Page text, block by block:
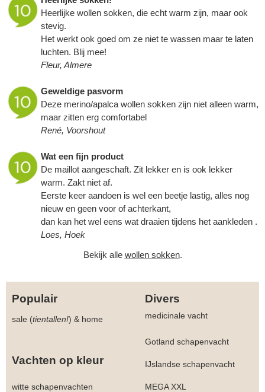
Heerlijke wollen sokken, die echt warm zijn, maar ook
stevig.
Het werkt ook goed om ze niet te wassen maar te laten
luchten. Blij mee!
Fleur, Almere
Geweldige pasvorm
Deze merino/apalca wollen sokken zijn niet alleen warm,
maar zitten erg comfortabel
René, Voorshout
Wat een fijn product
De maillot aangeschaft. Zit lekker en is ook lekker
warm. Zakt niet af.
Eerste keer aandoen is wel een beetje lastig, alles nog
nieuw en geen voor of achterkant,
dan kan het wel eens wat draaien tijdens het aankleden .
Loes, Hoek
Bekijk alle wollen sokken.
Populair Divers
sale (tientallen!) & home medicinale vacht
Gotland schapenvacht
Vachten op kleur IJslandse schapenvacht
witte schapenvachten MEGA XXL